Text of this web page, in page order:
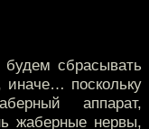
сбрасывать
поскольку
аппарат,
жаберные нервы,